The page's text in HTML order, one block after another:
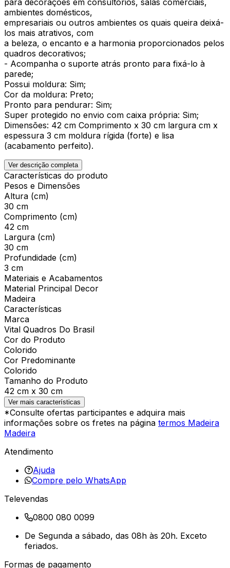
ambientes domésticos,
empresariais ou outros ambientes os quais queira deixá-
los mais atrativos, com
a beleza, o encanto e a harmonia proporcionados pelos
quadros decorativos;
- Acompanha o suporte atrás pronto para fixá-lo à
parede;
Possui moldura: Sim;
Cor da moldura: Preto;
Pronto para pendurar: Sim;
Super protegido no envio com caixa própria: Sim;
Dimensões: 42 cm Comprimento x 30 cm largura cm x
espessura 3 cm moldura rígida (forte) e lisa
(acabamento perfeito).
Ver descrição completa
Características do produto
Pesos e Dimensões
Altura (cm)
30 cm
Comprimento (cm)
42 cm
Largura (cm)
30 cm
Profundidade (cm)
3 cm
Materiais e Acabamentos
Material Principal Decor
Madeira
Características
Marca
Vital Quadros Do Brasil
Cor do Produto
Colorido
Cor Predominante
Colorido
Tamanho do Produto
42 cm x 30 cm
Ver mais características
*Consulte ofertas participantes e adquira mais
informações sobre os fretes na página termos Madeira
Madeira
Atendimento
Ajuda
Compre pelo WhatsApp
Televendas
0800 080 0099
De Segunda a sábado, das 08h às 20h. Exceto
feriados.
Formas de pagamento